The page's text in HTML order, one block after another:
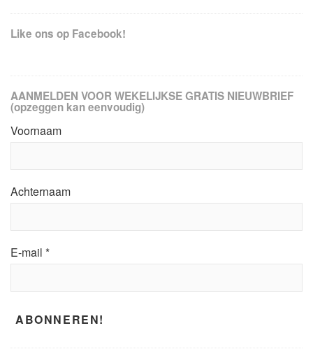
Like ons op Facebook!
AANMELDEN VOOR WEKELIJKSE GRATIS NIEUWBRIEF
(opzeggen kan eenvoudig)
Voornaam
Achternaam
E-mail *